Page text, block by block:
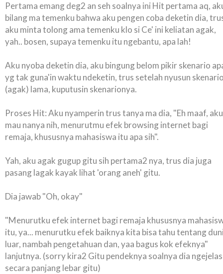
Pertama emang deg2 an seh soalnya ini Hit pertama aq,
bilang ma temenku bahwa aku pengen coba deketin dia,
aku minta tolong ama temenku klo si Ce' ini keliatan agak,
yah.. bosen, supaya temenku itu ngebantu, apa lah!
Aku nyoba deketin dia, aku bingung belom pikir skenario
yg tak guna'in waktu ndeketin, trus setelah nyusun
(agak) lama, kuputusin skenarionya.
Proses Hit: Aku nyamperin trus tanya ma dia, "Eh maaf, aku
mau nanya nih, menurutmu efek browsing internet bagi
remaja, khususnya mahasiswa itu apa sih".
Yah, aku agak gugup gitu sih pertama2 nya, trus dia juga
pasang lagak kayak lihat 'orang aneh' gitu.
Dia jawab "Oh, okay"
"Menurutku efek internet bagi remaja khususnya
itu, ya... menurutku efek baiknya kita bisa tahu tentang
luar, nambah pengetahuan dan, yaa bagus kok efeknya"
lanjutnya. (sorry kira2 Gitu pendeknya soalnya dia
secara panjang lebar gitu)